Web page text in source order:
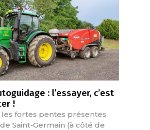
: l’essayer, c’est
!
fortes pentes présentes
Saint-Germain (à côté de